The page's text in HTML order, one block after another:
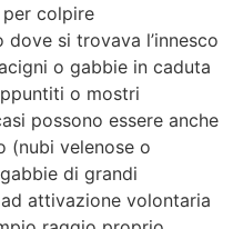
colpire
si trovava l’innesco
o gabbie in caduta
o mostri
possono essere anche
(nubi velenose o
di grandi
attivazione volontaria